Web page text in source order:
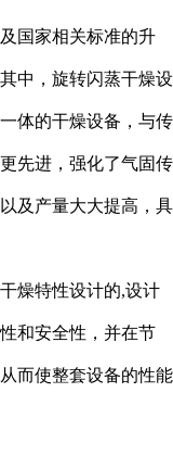
国家相关标准的升
中，旋转闪蒸干燥设
体的干燥设备，与传
先进，强化了气固传
及产量大大提高，具
燥特性设计的,设计
和安全性，并在节
而使整套设备的性能